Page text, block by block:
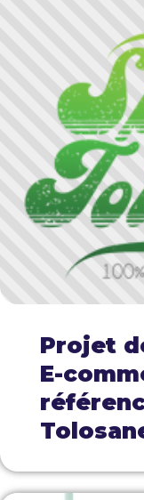
Projet
E-